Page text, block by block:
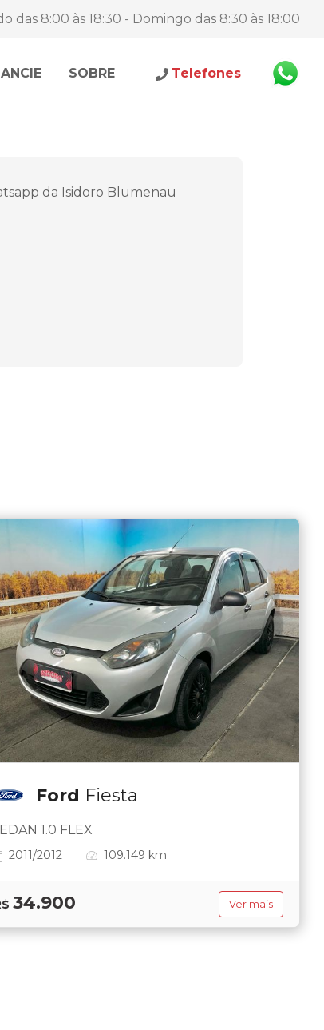
das 8:00 às 18:30 - Domingo das 8:30 às 18:00
SOBRE Telefones
da Isidoro Blumenau
Ford Fiesta
1.0 FLEX
2011/2012 109.149 km
34.900 Ver mais